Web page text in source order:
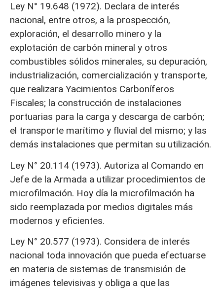
Ley N° 19.648 (1972). Declara de interés
nacional, entre otros, a la prospección,
exploración, el desarrollo minero y la
explotación de carbón mineral y otros
combustibles sólidos minerales, su depuración,
industrialización, comercialización y transporte,
que realizara Yacimientos Carboníferos
Fiscales; la construcción de instalaciones
portuarias para la carga y descarga de carbón;
el transporte marítimo y fluvial del mismo; y las
demás instalaciones que permitan su utilización.
Ley N° 20.114 (1973). Autoriza al Comando en
Jefe de la Armada a utilizar procedimientos de
microfilmación. Hoy día la microfilmación ha
sido reemplazada por medios digitales más
modernos y eficientes.
Ley N° 20.577 (1973). Considera de interés
nacional toda innovación que pueda efectuarse
en materia de sistemas de transmisión de
imágenes televisivas y obliga a que las